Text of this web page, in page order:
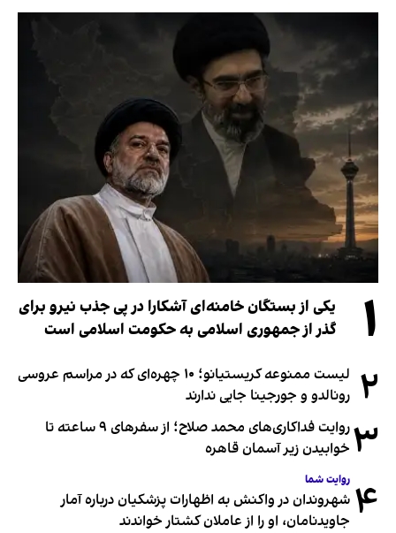
۱
یکی از بستگان خامنه‌ای آشکارا در پی جذب نیرو برای
گذر از جمهوری اسلامی به حکومت اسلامی است
۲
لیست ممنوعه کریستیانو؛ ۱۰ چهره‌ای که در مراسم عروسی
رونالدو و جورجینا جایی ندارند
۳
روایت فداکاری‌های محمد صلاح؛ از سفرهای ۹ ساعته تا
خوابیدن زیر آسمان قاهره
۴ روایت شما
شهروندان در واکنش به اظهارات پزشکیان درباره آمار
جاویدنامان، او را از عاملان کشتار خواندند